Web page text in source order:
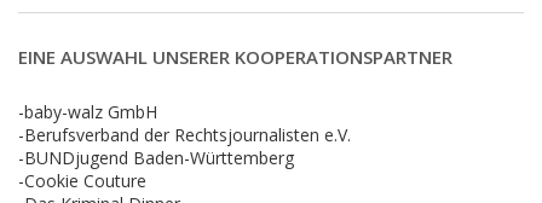
EINE AUSWAHL UNSERER KOOPERATIONSPARTNER
-baby-walz GmbH
-Berufsverband der Rechtsjournalisten e.V.
-BUNDjugend Baden-Württemberg
-Cookie Couture